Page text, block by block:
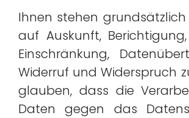
Ihnen stehen grundsätzlich
auf Auskunft,
Einschränkung,
Widerruf und Widerspruch
glauben, dass die
Daten gegen das